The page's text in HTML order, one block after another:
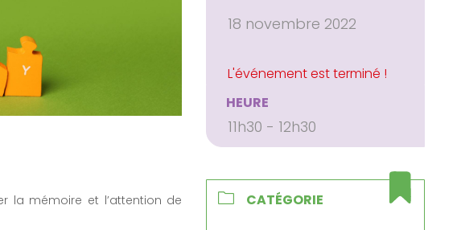
la mémoire et l’attention de
18 novembre 2022
HEURE
11h30 - 12h30
CATÉGORIE